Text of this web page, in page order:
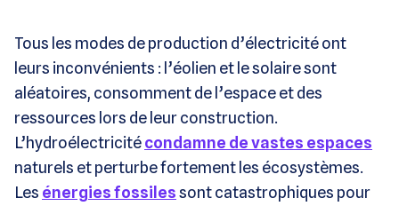
Tous les modes de production d’électricité ont
leurs inconvénients : l’éolien et le solaire sont
aléatoires, consomment de l’espace et des
ressources lors de leur construction.
L’hydroélectricitécondamne de vastes espaces
naturels et perturbe fortement les écosystèmes.
Les énergies fossilessont catastrophiques pour